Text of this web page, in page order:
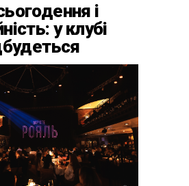
і
у клубі
«ГОМІН»